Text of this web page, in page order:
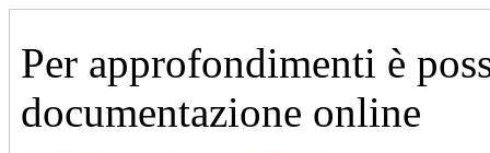
Per approfondimenti è
documentazione online